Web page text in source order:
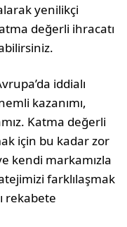
yenilikçi
değerli ih­racatı
iddialı
kazanımı,
Katma de­ğerli
için bu kadar zor
kendi markamızla
farklılaşmak
rekabete